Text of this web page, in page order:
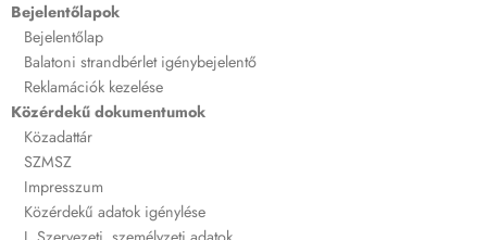
Bejelentőlapok
Bejelentőlap
Balatoni strandbérlet igénybejelentő
Reklamációk kezelése
Közérdekű dokumentumok
Közadattár
SZMSZ
Impresszum
Közérdekű adatok igénylése